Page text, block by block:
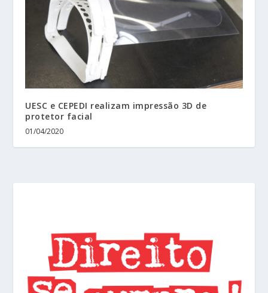
UESC e CEPEDI realizam impressão 3D de
protetor facial
01/04/2020